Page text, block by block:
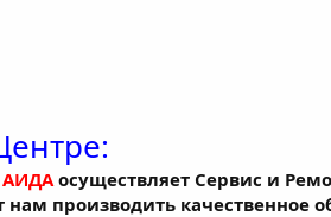
АИДАосуществляет Сервис и
нам производить качественное